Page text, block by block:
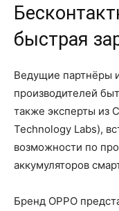
быстрая
Ведущие партнёры
производителей
также эксперты из
Technology Labs),
возможности по
аккумуляторов
Бренд OPPO